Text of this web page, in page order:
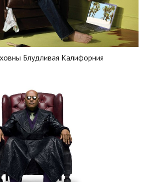
Блудливая Калифорния